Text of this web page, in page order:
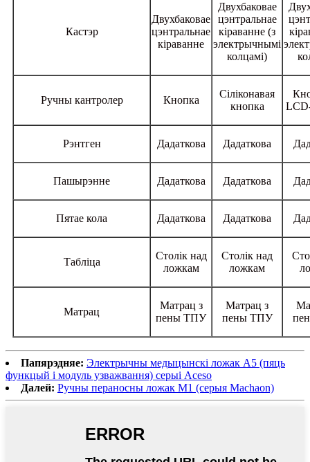
Кастэр
Двухбаковае
цэнтральнае
кіраванне
Двухбаковае
цэнтральнае
кіраванне (з
электрычнымі
колцамі)
Ручны кантролер Кнопка
Сіліконавая
кнопка
Рэнтген Дадаткова Дадаткова
Пашырэнне Дадаткова Дадаткова
Пятае кола Дадаткова Дадаткова
Табліца
Столік над
ложкам
Столік над
ложкам
Матрац
Матрац з
пены ТПУ
Матрац з
пены ТПУ
Папярэдняе: Электрычны медыцынскі ложак A5 (пяць
функцый і модуль узважвання) серыі Aceso
Далей: Ручны пераносны ложак M1 (серыя Machaon)